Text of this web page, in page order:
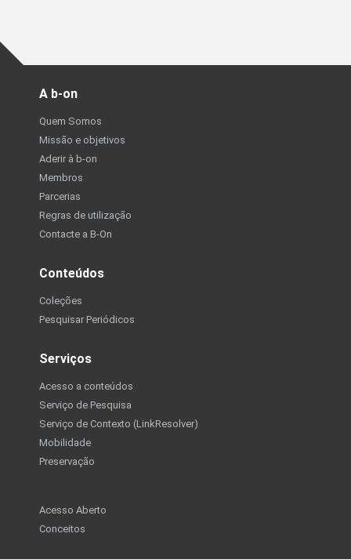
A b-on
Quem Somos
Missão e objetivos
Aderir à b-on
Membros
Parcerias
Regras de utilização
Contacte a B-On
Conteúdos
Coleções
Pesquisar Periódicos
Serviços
Acesso a conteúdos
Serviço de Pesquisa
Serviço de Contexto (LinkResolver)
Mobilidade
Preservação
Acesso Aberto
Conceitos